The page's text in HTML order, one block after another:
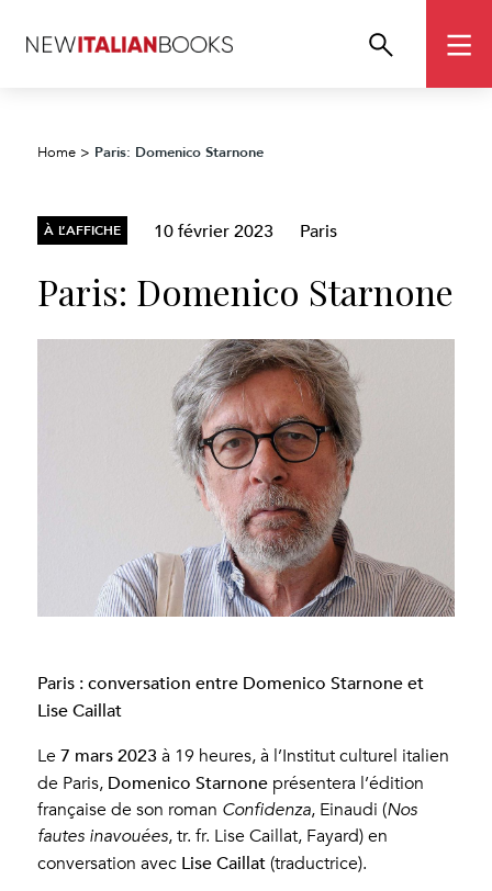
Home > Paris: Domenico Starnone
À L’AFFICHE 10 février 2023 Paris
Paris: Domenico Starnone
Paris : conversation entre Domenico Starnone et
Lise Caillat
Le7 mars 2023 à 19 heures, à l’Institut culturel italien
de Paris, Domenico Starnone présentera l’édition
française de son roman Confidenza, Einaudi (Nos
fautes inavouées, tr. fr. Lise Caillat, Fayard) en
conversation avec Lise Caillat (traductrice).